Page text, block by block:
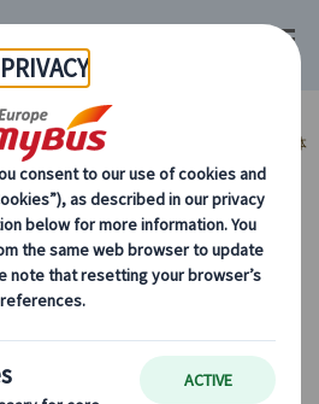
ア (45) ローマ (31)
ご当地グルメ・食体
ツアー (1)
験 イタリアンディナー付